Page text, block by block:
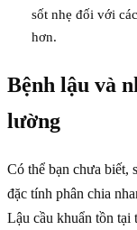
sốt nhẹ đối với
hơn.
Bệnh lậu và
lường
Có thể bạn chưa biết,
đặc tính phân chia
Lậu cầu khuẩn tồn tại